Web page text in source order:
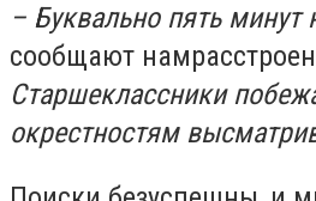
– Буквально пять минут
сообщают
Старшеклассники
окрестностям